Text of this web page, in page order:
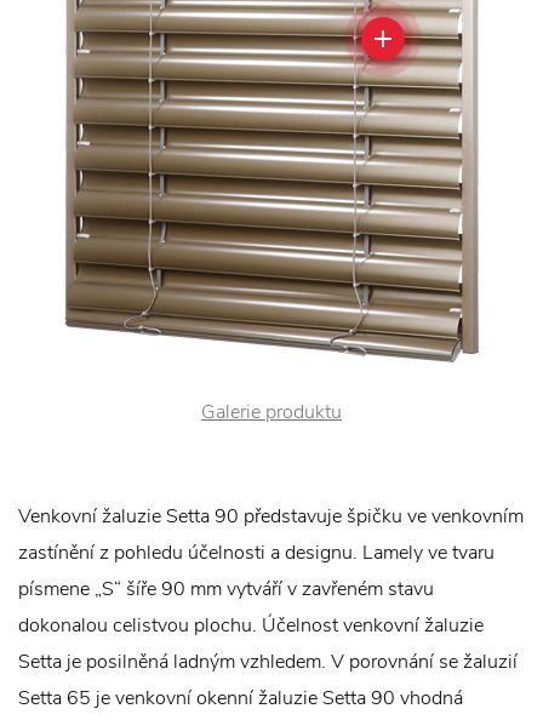
Galerie produktu
Venkovní žaluzie Setta 90 představuje špičku ve venkovním
zastínění z pohledu účelnosti a designu. Lamely ve tvaru
písmene „S“ šíře 90 mm vytváří v zavřeném stavu
dokonalou celistvou plochu. Účelnost venkovní žaluzie
Setta je posilněná ladným vzhledem. V porovnání se žaluzií
Setta 65 je venkovní okenní žaluzie Setta 90 vhodná